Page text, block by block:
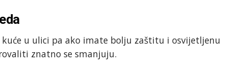
u ulici pa ako imate bolju zaštitu i osvijetljenu
znatno se smanjuju.